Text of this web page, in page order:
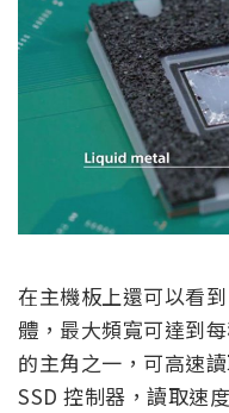
在主機板上還可以看
體，最大頻寬可達到
的主角之一，可高速
SSD 控制器，讀取速